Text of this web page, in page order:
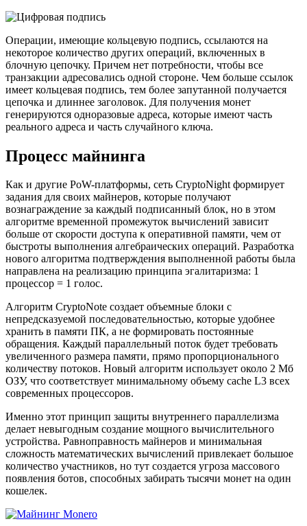
Операции, имеющие кольцевую подпись, ссылаются на
некоторое количество других операций, включенных в
блочную цепочку. Причем нет потребности, чтобы все
транзакции адресовались одной стороне. Чем больше ссылок
имеет кольцевая подпись, тем более запутанной получается
цепочка и длиннее заголовок. Для получения монет
генерируются одноразовые адреса, которые имеют часть
реального адреса и часть случайного ключа.
Процесс майнинга
Как и другие PoW-платформы, сеть CryptoNight формирует
задания для своих майнеров, которые получают
вознаграждение за каждый подписанный блок, но в этом
алгоритме временной промежуток вычислений зависит
больше от скорости доступа к оперативной памяти, чем от
быстроты выполнения алгебраических операций. Разработка
нового алгоритма подтверждения выполненной работы была
направлена на реализацию принципа эгалитаризма: 1
процессор = 1 голос.
Алгоритм CryptoNote создает объемные блоки с
непредсказуемой последовательностью, которые удобнее
хранить в памяти ПК, а не формировать постоянные
обращения. Каждый параллельный поток будет требовать
увеличенного размера памяти, прямо пропорционального
количеству потоков. Новый алгоритм использует около 2 Мб
ОЗУ, что соответствует минимальному объему cache L3 всех
современных процессоров.
Именно этот принцип защиты внутреннего параллелизма
делает невыгодным создание мощного вычислительного
устройства. Равноправность майнеров и минимальная
сложность математических вычислений привлекает большое
количество участников, но тут создается угроза массового
появления ботов, способных забирать тысячи монет на один
кошелек.